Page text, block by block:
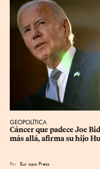
GEOPOLÍTICA
Cáncer que padece Joe
más allá, afirma su hijo
Por Eur opa Press